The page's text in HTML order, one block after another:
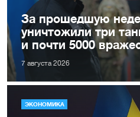
За прошедшую
уничтожили три
и почти 5000
7 августа 2026
ЭКОНОМИКА